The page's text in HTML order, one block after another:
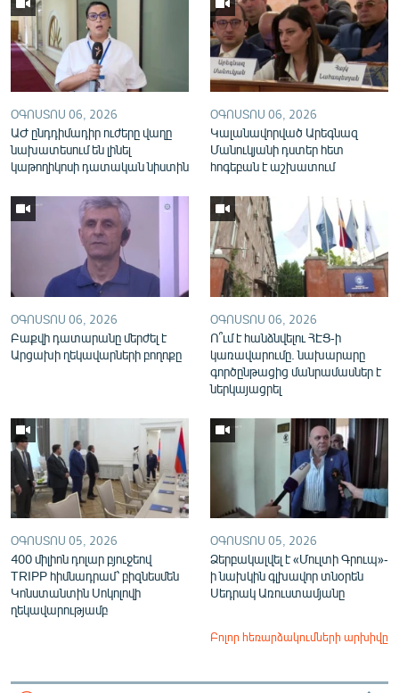
«Ազատության» բոլոր կայքերը
ՕԳՈՍՏՈՍ 06, 2026
ԱԺ ընդդիմադիր ուժերը վաղը
նախատեսում են լինել
կաթողիկոսի դատական նիստին
ՕԳՈՍՏՈՍ 06, 2026
Կալանավորված Արեգնազ
Մանուկյանի դստեր հետ
հոգեբան է աշխատում
ՕԳՈՍՏՈՍ 06, 2026
Բաքվի դատարանը մերժել է
Արցախի ղեկավարների բողոքը
ՕԳՈՍՏՈՍ 06, 2026
Ո՞ւմ է հանձնվելու ՀԷՑ-ի
կառավարումը. նախարարը
գործընթացից մանրամասներ է
ներկայացրել
ՕԳՈՍՏՈՍ 05, 2026
400 միլիոն դոլար բյուջեով
TRIPP հիմնադրամ՝ բիզնեսմեն
Կոնստանտին Սոկոլովի
ղեկավարությամբ
ՕԳՈՍՏՈՍ 05, 2026
Ձերբակալվել է «Մուլտի Գրուպ»-
ի նախկին գլխավոր տնօրեն
Սեդրակ Առուստամյանը
Բոլոր հեռարձակումների արխիվը